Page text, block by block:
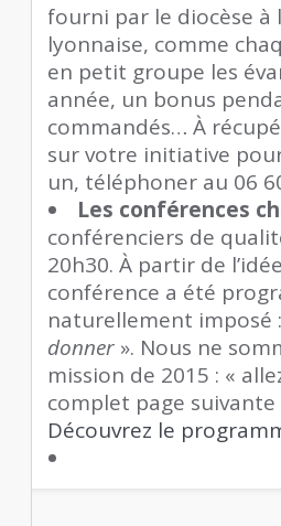
fourni par le diocèse à
lyonnaise, comme
en petit groupe les
année, un bonus
commandés… À
sur votre initiative
un, téléphoner au 06
Les conférences
conférenciers de
20h30. À partir de
conférence a été
naturellement imposé
donner ». Nous ne
mission de 2015 : «
complet page
Découvrez le